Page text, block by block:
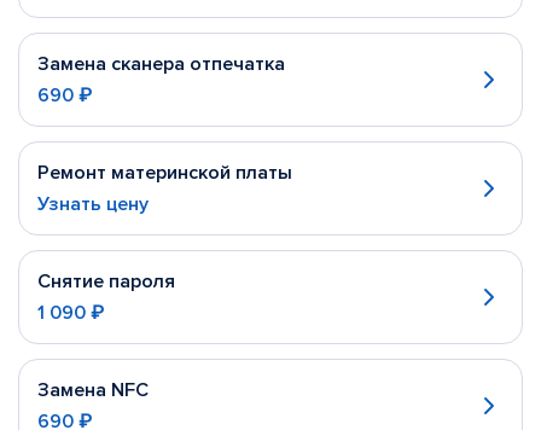
Замена сканера отпечатка
690 ₽
Ремонт материнской платы
Узнать цену
Снятие пароля
1 090 ₽
Замена NFC
690 ₽